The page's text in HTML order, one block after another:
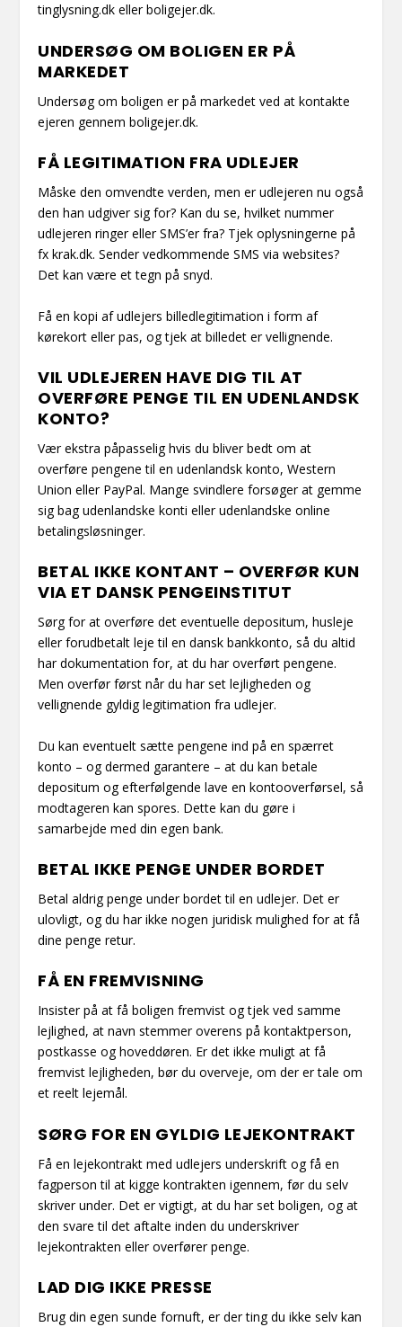
tinglysning.dk eller boligejer.dk.
UNDERSØG OM BOLIGEN ER PÅ
MARKEDET
Undersøg om boligen er på markedet ved at kontakte
ejeren gennem boligejer.dk.
FÅ LEGITIMATION FRA UDLEJER
Måske den omvendte verden, men er udlejeren nu også
den han udgiver sig for? Kan du se, hvilket nummer
udlejeren ringer eller SMS’er fra? Tjek oplysningerne på
fx krak.dk. Sender vedkommende SMS via websites?
Det kan være et tegn på snyd.
Få en kopi af udlejers billedlegitimation i form af
kørekort eller pas, og tjek at billedet er vellignende.
VIL UDLEJEREN HAVE DIG TIL AT
OVERFØRE PENGE TIL EN UDENLANDSK
KONTO?
Vær ekstra påpasselig hvis du bliver bedt om at
overføre pengene til en udenlandsk konto, Western
Union eller PayPal. Mange svindlere forsøger at gemme
sig bag udenlandske konti eller udenlandske online
betalingsløsninger.
BETAL IKKE KONTANT – OVERFØR KUN
VIA ET DANSK PENGEINSTITUT
Sørg for at overføre det eventuelle depositum, husleje
eller forudbetalt leje til en dansk bankkonto, så du altid
har dokumentation for, at du har overført pengene.
Men overfør først når du har set lejligheden og
vellignende gyldig legitimation fra udlejer.
Du kan eventuelt sætte pengene ind på en spærret
konto – og dermed garantere – at du kan betale
depositum og efterfølgende lave en kontooverførsel, så
modtageren kan spores. Dette kan du gøre i
samarbejde med din egen bank.
BETAL IKKE PENGE UNDER BORDET
Betal aldrig penge under bordet til en udlejer. Det er
ulovligt, og du har ikke nogen juridisk mulighed for at få
dine penge retur.
FÅ EN FREMVISNING
Insister på at få boligen fremvist og tjek ved samme
lejlighed, at navn stemmer overens på kontaktperson,
postkasse og hoveddøren. Er det ikke muligt at få
fremvist lejligheden, bør du overveje, om der er tale om
et reelt lejemål.
SØRG FOR EN GYLDIG LEJEKONTRAKT
Få en lejekontrakt med udlejers underskrift og få en
fagperson til at kigge kontrakten igennem, før du selv
skriver under. Det er vigtigt, at du har set boligen, og at
den svare til det aftalte inden du underskriver
lejekontrakten eller overfører penge.
LAD DIG IKKE PRESSE
Brug din egen sunde fornuft, er der ting du ikke selv kan